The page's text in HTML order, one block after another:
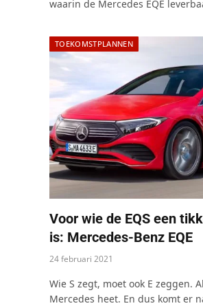
waarin de Mercedes EQE
TOEKOMSTPLANNEN
Voor wie de EQS een
is: Mercedes-Benz EQE
24 februari 2021
Wie S zegt, moet ook E zeggen.
Mercedes heet. En dus komt er